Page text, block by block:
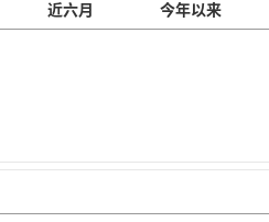
近六月 今年以来